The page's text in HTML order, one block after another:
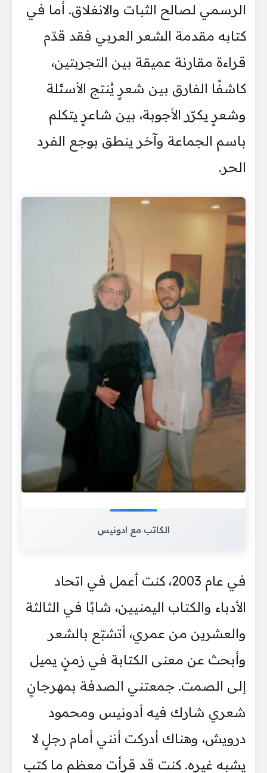
الرسمي لصالح الثبات والانغلاق. أما في
كتابه مقدمة الشعر العربي فقد قدّم
قراءة مقارنة عميقة بين التجربتين،
كاشفًا الفارق بين شعرٍ يُنتج الأسئلة
وشعرٍ يكرّر الأجوبة، بين شاعرٍ يتكلم
باسم الجماعة وآخر ينطق بوجع الفرد
الحر.
الكاتب مع ادونيس
في عام 2003، كنت أعمل في اتحاد
الأدباء والكتاب اليمنيين، شابًا في الثالثة
والعشرين من عمري، أتشبّع بالشعر
وأبحث عن معنى الكتابة في زمنٍ يميل
إلى الصمت. جمعتني الصدفة بمهرجانٍ
شعري شارك فيه أدونيس ومحمود
درويش، وهناك أدركت أنني أمام رجلٍ لا
يشبه غيره. كنت قد قرأت معظم ما كتب